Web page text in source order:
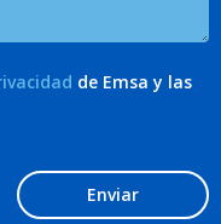
de Emsa y las
Enviar